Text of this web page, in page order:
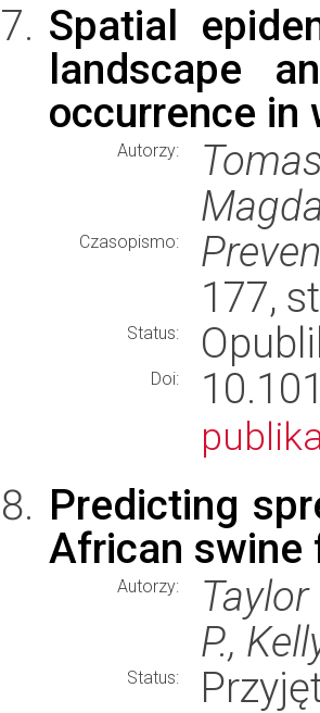
Spatial
landscape
occurrence in
Autorzy:
Czasopismo:
177,
Status:
Doi:
Predicting
African swine
Autorzy:
P.,
Status: